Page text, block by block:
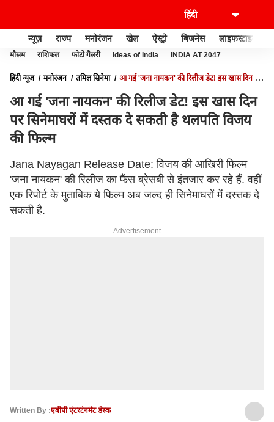
न्यूज़ राज्य मनोरंजन खेल ऐस्ट्रो बिजनेस लाइफस्टाइल
मौसम राशिफल फोटो गैलरी Ideas of India INDIA AT 2047
हिंदी न्यूज़ मनोरंजन तमिल सिनेमा
आ गई 'जना नायकन' की रिलीज डेट! इस खास दिन पर
आ गई 'जना नायकन' की रिलीज डेट! इस खास दिन
पर सिनेमाघरों में दस्तक दे सकती है थलपति विजय
की फिल्म
Jana Nayagan Release Date: विजय की आखिरी फिल्म
'जना नायकन' की रिलीज का फैंस ब्रेसबी से इंतजार कर रहे हैं. वहीं
एक रिपोर्ट के मुताबिक ये फिल्म अब जल्द ही सिनेमाघरों में दस्तक दे
सकती है.
Advertisement
Written By :एबीपी एंटरटेनमेंट डेस्क